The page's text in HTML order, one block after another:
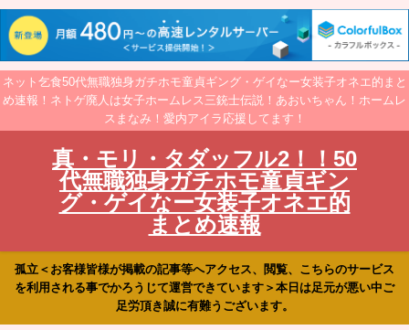
ネット乞食50代無職独身ガチホモ童貞ギング・ゲイなー女装子オネエ的まと
め速報！ネトゲ廃人は女子ホームレス三銃士伝説！あおいちゃん！ホームレ
スまなみ！愛内アイラ応援してます！
真・モリ・タダッフル2！！50
代無職独身ガチホモ童貞ギン
グ・ゲイなー女装子オネエ的
まとめ速報
孤立＜お客様皆様が掲載の記事等へアクセス、閲覧、こちらのサービス
を利用される事でかろうじて運営できています＞本日は足元が悪い中ご
足労頂き誠に有難うございます。